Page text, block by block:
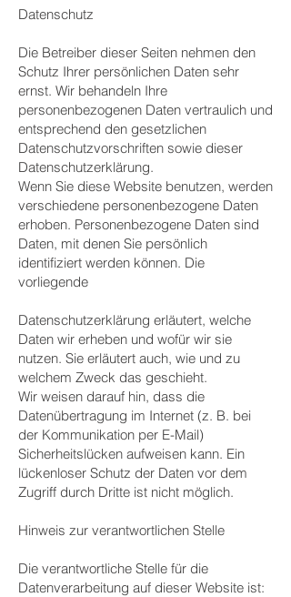
Datenschutz
Die Betreiber dieser Seiten nehmen den
Schutz Ihrer persönlichen Daten sehr
ernst. Wir behandeln Ihre
personenbezogenen Daten vertraulich und
entsprechend den gesetzlichen
Datenschutzvorschriften sowie dieser
Datenschutzerklärung.
Wenn Sie diese Website benutzen, werden
verschiedene personenbezogene Daten
erhoben. Personenbezogene Daten sind
Daten, mit denen Sie persönlich
identifiziert werden können. Die
vorliegende
Datenschutzerklärung erläutert, welche
Daten wir erheben und wofür wir sie
nutzen. Sie erläutert auch, wie und zu
welchem Zweck das geschieht.
Wir weisen darauf hin, dass die
Datenübertragung im Internet (z. B. bei
der Kommunikation per E-Mail)
Sicherheitslücken aufweisen kann. Ein
lückenloser Schutz der Daten vor dem
Zugriff durch Dritte ist nicht möglich.
Hinweis zur verantwortlichen Stelle
Die verantwortliche Stelle für die
Datenverarbeitung auf dieser Website ist: